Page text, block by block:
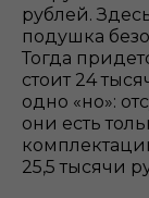
рублей.
подушка
Тогда
стоит 24
одно «но»:
они есть
25,5 тысячи